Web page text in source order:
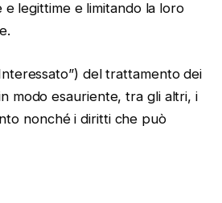
legittime e limitando la loro
del trattamento dei
modo esauriente, tra gli altri, i
nonché i diritti che può